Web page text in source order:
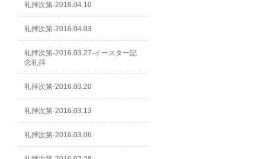
礼拝次第-2016.04.10
礼拝次第-2016.04.03
礼拝次第-2016.03.27-イースター記
念礼拝
礼拝次第-2016.03.20
礼拝次第-2016.03.13
礼拝次第-2016.03.06